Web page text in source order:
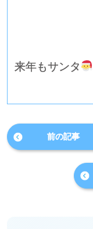
来年もサンタ
前の記事